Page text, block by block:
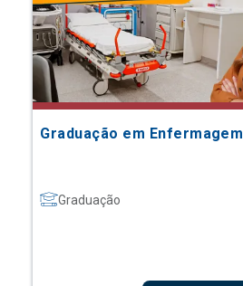
Graduação em Enfermagem
Graduação